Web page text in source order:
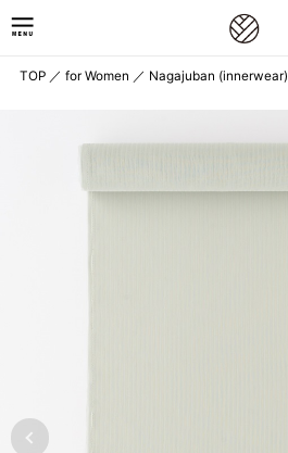
TOP ／ for Women ／ Nagajuban (innerwear)